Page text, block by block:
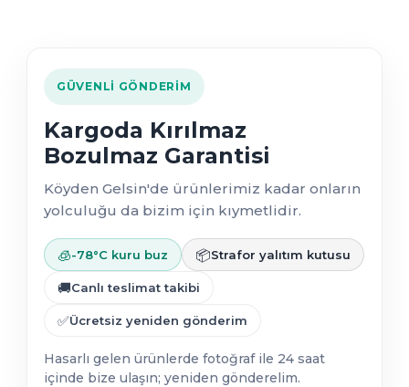
GÜVENLI GÖNDERIM
Kargoda Kırılmaz
Bozulmaz Garantisi
Köyden Gelsin'de ürünlerimiz kadar onların
yolculuğu da bizim için kıymetlidir.
🧊-78°C kuru buz 📦Strafor yalıtım kutusu
🚚Canlı teslimat takibi
✅Ücretsiz yeniden gönderim
Hasarlı gelen ürünlerde fotoğraf ile 24 saat
içinde bize ulaşın; yeniden gönderelim.